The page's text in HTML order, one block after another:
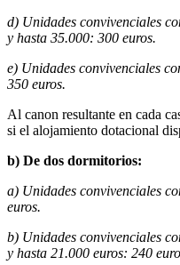
d) Unidades convivenciales
y hasta 35.000: 300 euros.
e) Unidades convivenciales
350 euros.
Al canon resultante en cada
si el alojamiento dotacional
b) De dos dormitorios:
a) Unidades convivenciales
euros.
b) Unidades convivenciales
y hasta 21.000 euros: 240